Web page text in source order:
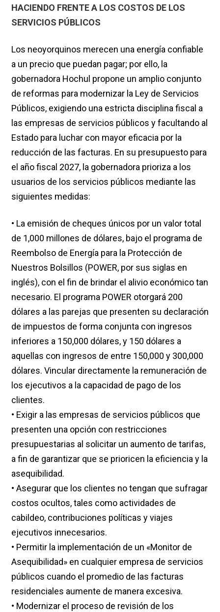
HACIENDO FRENTE A LOS COSTOS DE LOS
SERVICIOS PÚBLICOS
Los neoyorquinos merecen una energía confiable
a un precio que puedan pagar; por ello, la
gobernadora Hochul propone un amplio conjunto
de reformas para modernizar la Ley de Servicios
Públicos, exigiendo una estricta disciplina fiscal a
las empresas de servicios públicos y facultando al
Estado para luchar con mayor eficacia por la
reducción de las facturas. En su presupuesto para
el año fiscal 2027, la gobernadora prioriza a los
usuarios de los servicios públicos mediante las
siguientes medidas:
• La emisión de cheques únicos por un valor total
de 1,000 millones de dólares, bajo el programa de
Reembolso de Energía para la Protección de
Nuestros Bolsillos (POWER, por sus siglas en
inglés), con el fin de brindar el alivio económico tan
necesario. El programa POWER otorgará 200
dólares a las parejas que presenten su declaración
de impuestos de forma conjunta con ingresos
inferiores a 150,000 dólares, y 150 dólares a
aquellas con ingresos de entre 150,000 y 300,000
dólares. Vincular directamente la remuneración de
los ejecutivos a la capacidad de pago de los
clientes.
• Exigir a las empresas de servicios públicos que
presenten una opción con restricciones
presupuestarias al solicitar un aumento de tarifas,
a fin de garantizar que se prioricen la eficiencia y la
asequibilidad.
• Asegurar que los clientes no tengan que sufragar
costos ocultos, tales como actividades de
cabildeo, contribuciones políticas y viajes
ejecutivos innecesarios.
• Permitir la implementación de un «Monitor de
Asequibilidad» en cualquier empresa de servicios
públicos cuando el promedio de las facturas
residenciales aumente de manera excesiva.
• Modernizar el proceso de revisión de los